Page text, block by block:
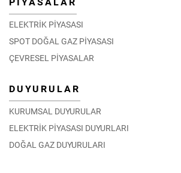
ELEKTRİK PİYASASI
SPOT DOĞAL GAZ PİYASASI
ÇEVRESEL PİYASALAR
DUYURULAR
KURUMSAL DUYURULAR
ELEKTRİK PİYASASI DUYURLARI
DOĞAL GAZ DUYURULARI